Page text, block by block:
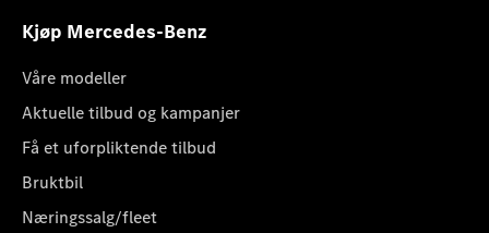
Kjøp Mercedes-Benz
Våre modeller
Aktuelle tilbud og kampanjer
Få et uforpliktende tilbud
Bruktbil
Næringssalg/fleet